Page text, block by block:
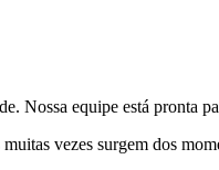
Nossa equipe está pronta
vezes surgem dos